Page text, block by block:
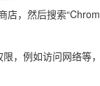
，然后搜索
，例如访问网络等